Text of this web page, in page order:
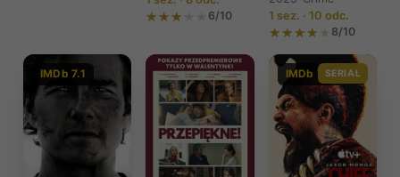
6/10
1 sez. · 10 odc.
8/10
IMDb 7.1 IMDb 7.5SERIAL